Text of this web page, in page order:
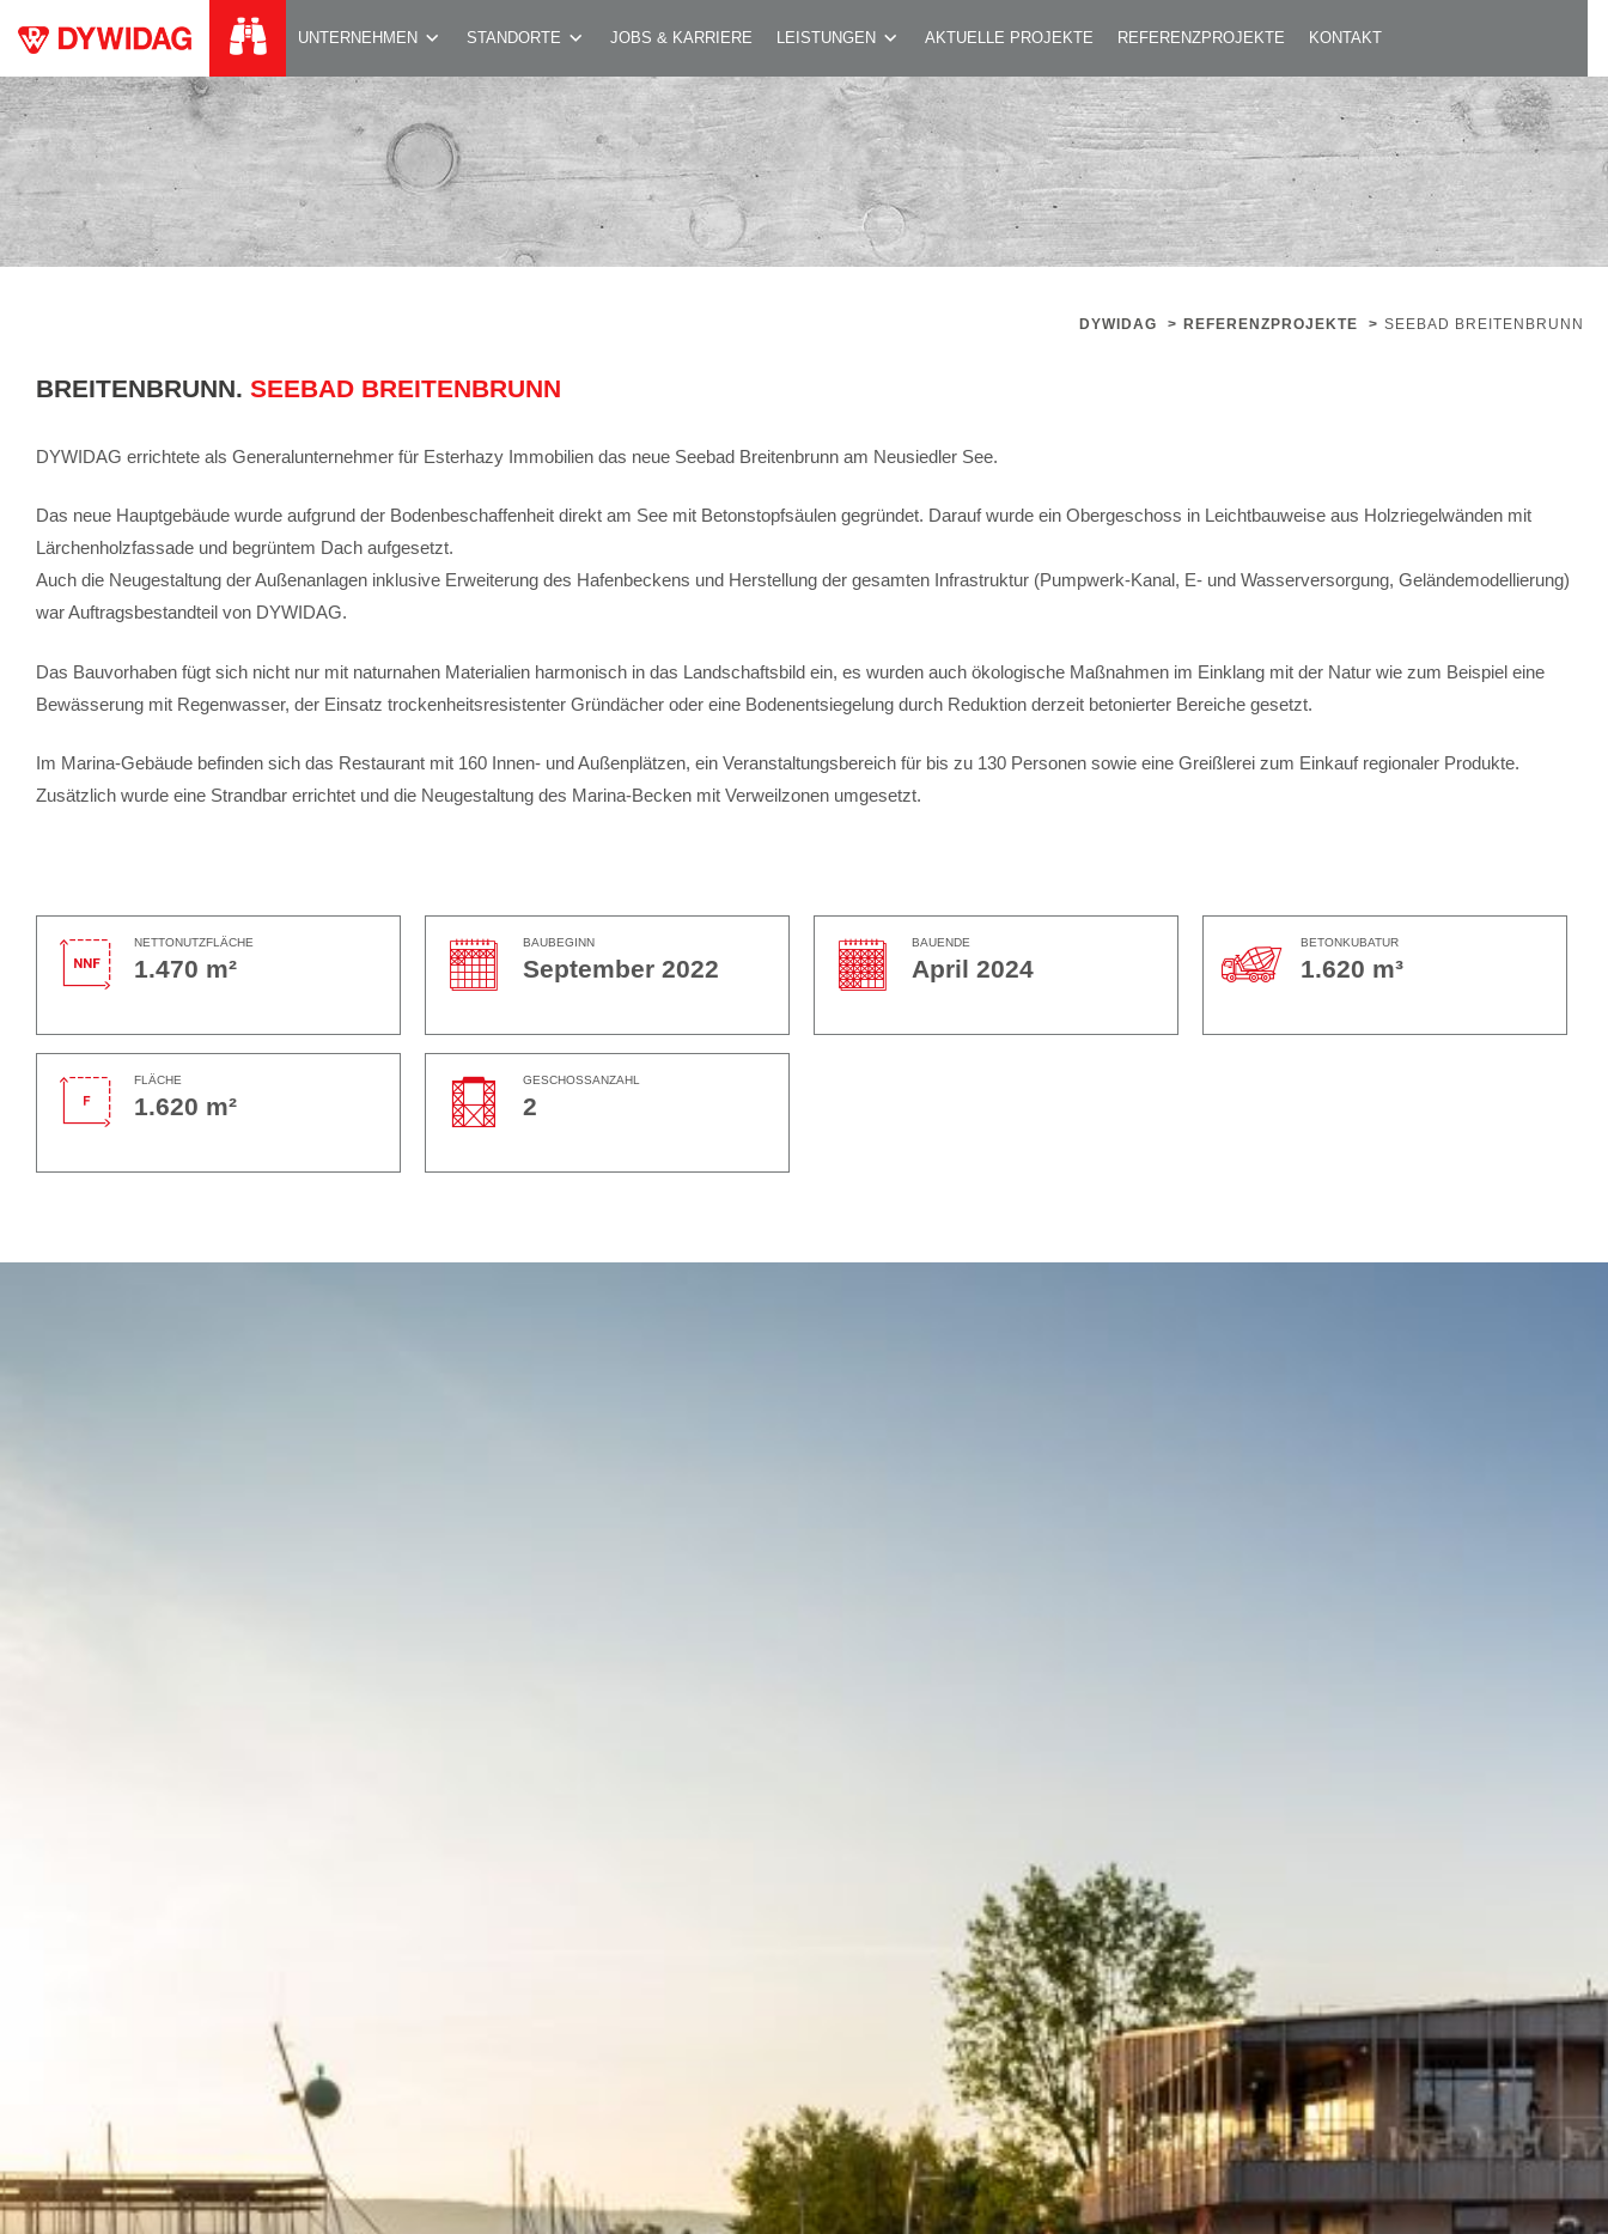
UNTERNEHMEN STANDORTE JOBS & KARRIERE LEISTUNGEN AKTUELLE PROJEKTE REFERENZPROJEKTE KONTAKT
SEEBAD BREITENBRUNN
DYWIDAG > REFERENZPROJEKTE > SEEBAD BREITENBRUNN
BREITENBRUNN. SEEBAD BREITENBRUNN
DYWIDAG errichtete als Generalunternehmer für Esterhazy Immobilien das neue Seebad Breitenbrunn am Neusiedler See.
Das neue Hauptgebäude wurde aufgrund der Bodenbeschaffenheit direkt am See mit Betonstopfsäulen gegründet. Darauf wurde ein Obergeschoss in Leichtbauweise aus Holzriegelwänden mit
Lärchenholzfassade und begrüntem Dach aufgesetzt.
Auch die Neugestaltung der Außenanlagen inklusive Erweiterung des Hafenbeckens und Herstellung der gesamten Infrastruktur (Pumpwerk-Kanal, E- und Wasserversorgung, Geländemodellierung)
war Auftragsbestandteil von DYWIDAG.
Das Bauvorhaben fügt sich nicht nur mit naturnahen Materialien harmonisch in das Landschaftsbild ein, es wurden auch ökologische Maßnahmen im Einklang mit der Natur wie zum Beispiel eine
Bewässerung mit Regenwasser, der Einsatz trockenheitsresistenter Gründächer oder eine Bodenentsiegelung durch Reduktion derzeit betonierter Bereiche gesetzt.
Im Marina-Gebäude befinden sich das Restaurant mit 160 Innen- und Außenplätzen, ein Veranstaltungsbereich für bis zu 130 Personen sowie eine Greißlerei zum Einkauf regionaler Produkte.
Zusätzlich wurde eine Strandbar errichtet und die Neugestaltung des Marina-Becken mit Verweilzonen umgesetzt.
NETTONUTZFLÄCHE
1.470 m²
BAUBEGINN
September 2022
BAUENDE
April 2024
BETONKUBATUR
1.620 m³
FLÄCHE
1.620 m²
GESCHOSSANZAHL
2